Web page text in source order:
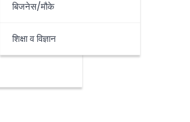
बिजनेस/मौके
शिक्षा व विज्ञान